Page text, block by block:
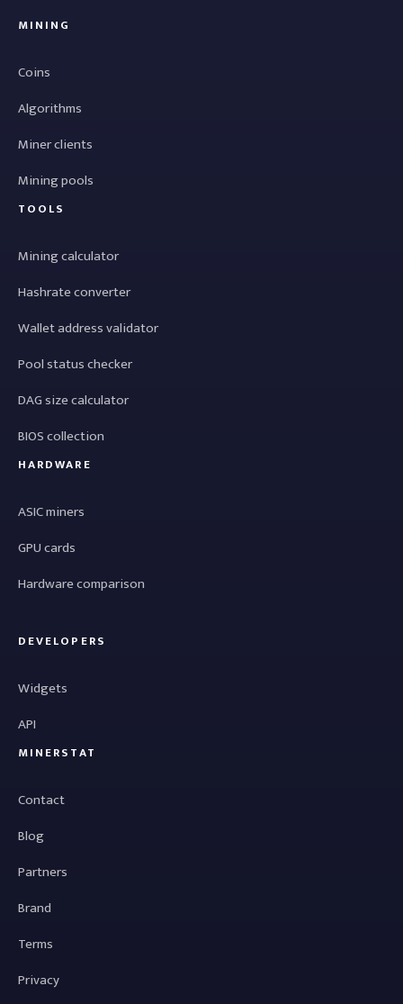
MINING
Coins
Algorithms
Miner clients
Mining pools
TOOLS
Mining calculator
Hashrate converter
Wallet address validator
Pool status checker
DAG size calculator
BIOS collection
HARDWARE
ASIC miners
GPU cards
Hardware comparison
DEVELOPERS
Widgets
API
MINERSTAT
Contact
Blog
Partners
Brand
Terms
Privacy